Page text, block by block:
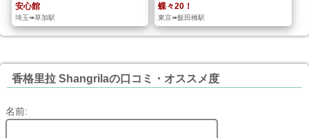
安心館
埼玉➠草加駅
蝶々20！
東京➠飯田橋駅
香格里拉 Shangrilaの口コミ・オススメ度
名前: